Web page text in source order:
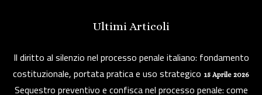
Ultimi Articoli
Il diritto al silenzio nel processo penale italiano: fondamento
costituzionale, portata pratica e uso strategico 15 Aprile 2026
Sequestro preventivo e confisca nel processo penale: come